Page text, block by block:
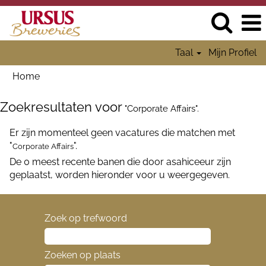
Taal Mijn Profiel
Home
Zoekresultaten voor "Corporate Affairs".
Er zijn momenteel geen vacatures die matchen met
"Corporate Affairs".
De 0 meest recente banen die door asahiceeur zijn
geplaatst, worden hieronder voor u weergegeven.
Zoek op trefwoord
Zoeken op plaats